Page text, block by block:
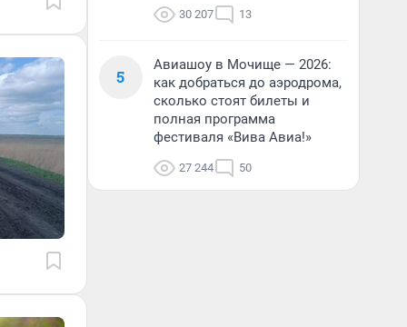
30 207 13
5
Авиашоу в Мочище — 2026:
как добраться до аэродрома,
сколько стоят билеты и
полная программа
фестиваля «Вива Авиа!»
27 244 50